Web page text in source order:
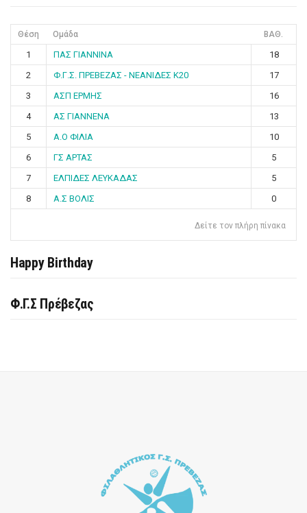
Θέση Ομάδα ΒΑΘ.
1 ΠΑΣ ΓΙΑΝΝΙΝΑ
18
2
Φ.Γ.Σ. ΠΡΕΒΕΖΑΣ - ΝΕΑΝΙΔΕΣ Κ20
17
3
ΑΣΠ ΕΡΜΗΣ
16
4
ΑΣ ΓΙΑΝΝΕΝΑ
13
5
Α.Ο ΦΙΛΙΑ
10
6
ΓΣ ΑΡΤΑΣ
5
7
ΕΛΠΙΔΕΣ ΛΕΥΚΑΔΑΣ
5
8
Α.Σ ΒΟΛΙΣ 0
Δείτε τον πλήρη πίνακα
Happy Birthday
Φ.Γ.Σ Πρέβεζας